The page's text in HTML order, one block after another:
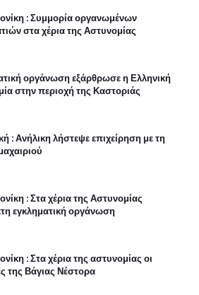
: Συμμορία οργανωμένων
στα χέρια της Αστυνομίας
οργάνωση εξάρθρωσε η Ελληνική
στην περιοχή της Καστοριάς
: Ανήλικη λήστεψε επιχείρηση με τη
: Στα χέρια της Αστυνομίας
εγκληματική οργάνωση
: Στα χέρια της αστυνομίας οι
της Βάγιας Νέστορα